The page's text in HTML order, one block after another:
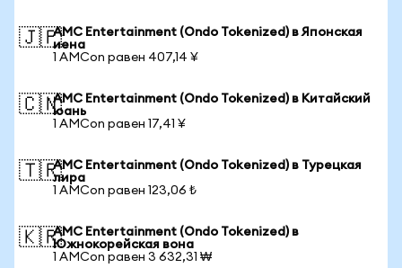
🇯🇵AMC Entertainment (Ondo Tokenized) в Японская
иена
1 AMCon равен 407,14 ¥
🇨🇳AMC Entertainment (Ondo Tokenized) в Китайский
юань
1 AMCon равен 17,41 ¥
🇹🇷AMC Entertainment (Ondo Tokenized) в Турецкая
лира
1 AMCon равен 123,06 ₺
🇰🇷AMC Entertainment (Ondo Tokenized) в
Южнокорейская вона
1 AMCon равен 3 632,31 ₩